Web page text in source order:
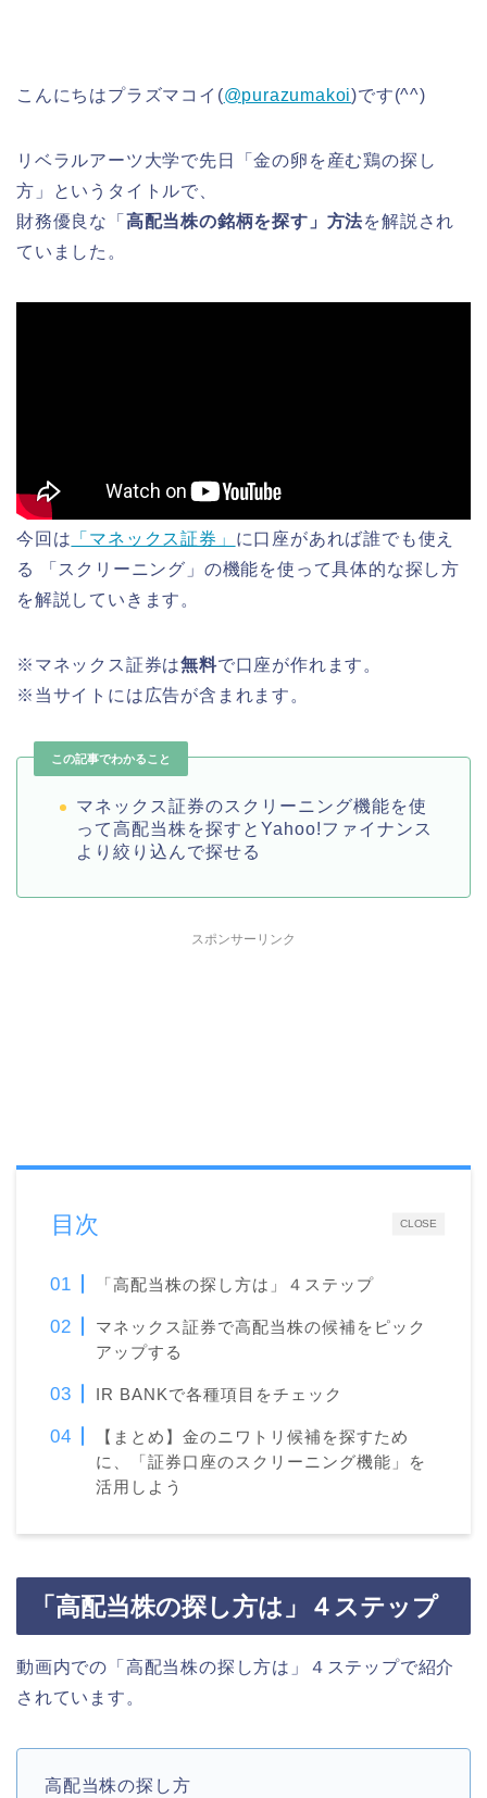
こんにちはプラズマコイ(@purazumakoi)です(^^)
リベラルアーツ大学で先日「金の卵を産む鶏の探し
方」というタイトルで、
財務優良な「 高配当株の銘柄を探す」方法を解説され
ていました。
今回は 「マネックス証券」 に口座があれば誰でも使え
る 「スクリーニング」の機能を使って具体的な探し方
を解説していきます。
※マネックス証券は無料で口座が作れます。
※当サイトには広告が含まれます。
この記事でわかること
マネックス証券のスクリーニング機能を使
って高配当株を探すとYahoo!ファイナンス
より絞り込んで探せる
スポンサーリンク
CLOSE
目次
「高配当株の探し方は」４ステップ
マネックス証券で高配当株の候補をピック
アップする
IR BANKで各種項目をチェック
【まとめ】金のニワトリ候補を探すため
に、「証券口座のスクリーニング機能」を
活用しよう
「高配当株の探し方は」４ステップ
動画内での「高配当株の探し方は」４ステップで紹介
されています。
高配当株の探し方